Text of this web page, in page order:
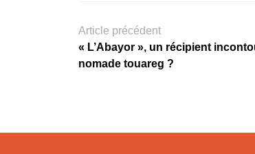
Article précédent
« L’Abayor », un récipient
nomade touareg ?